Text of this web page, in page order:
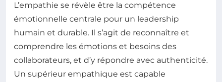
L’empathie se révèle être la compétence
émotionnelle centrale pour un leadership
humain et durable. Il s’agit de reconnaître et
comprendre les émotions et besoins des
collaborateurs, et d’y répondre avec authenticité.
Un supérieur empathique est capable